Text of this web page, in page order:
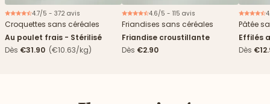
4.7/5 - 372 avis
Croquettes sans céréales
Au poulet frais - Stérilisé
Dès €31.90 (€10.63/kg)
4.6/5 - 115 avis
Friandises sans céréales
Friandise croustillante
Dès €2.90
Pâtée
Effilés
Dès